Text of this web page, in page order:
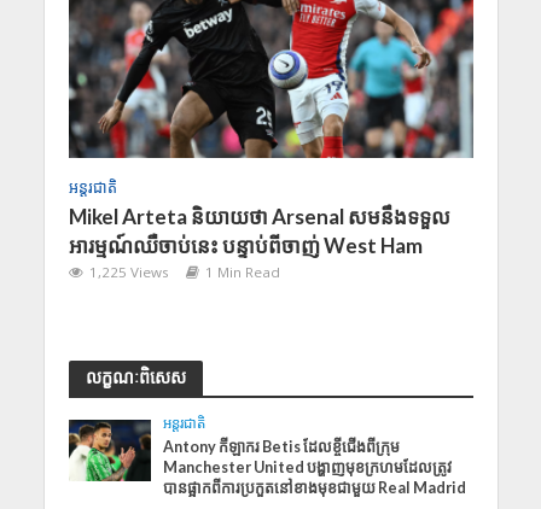
អន្តរជាតិ
Mikel Arteta និយាយថា Arsenal សមនឹងទទួល
អារម្មណ៍ឈឺចាប់នេះ បន្ទាប់ពីចាញ់ West Ham
1,225 Views 1 Min Read
លក្ខណៈពិសេស
អន្តរជាតិ
​Antony កី​​ឡាករ Betis ដែលខ្ចីជើងពីក្រុម
Manchester United បង្ហាញមុខក្រហមដែលត្រូវ
បានផ្អាកពីការប្រកួតនៅខាងមុខជាមួយ Real Madrid